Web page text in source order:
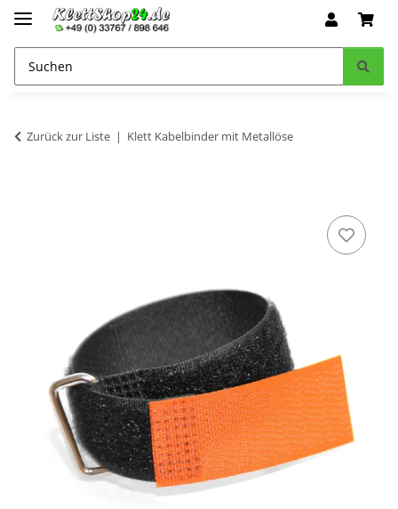
Zurück zur Liste Klett Kabelbinder mit Metallöse